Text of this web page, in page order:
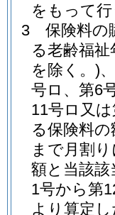
をもって
3
保険料の
る老齢福
を除く。)
号ロ、第6
11号ロ又
る保険料
まで月割
額と当該
1号から第
より算定